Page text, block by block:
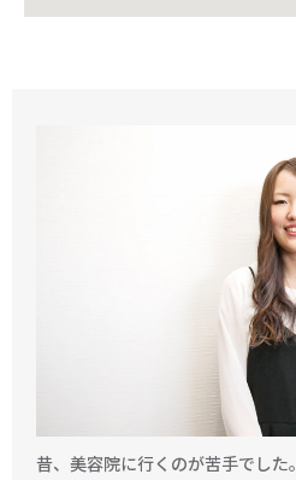
昔、美容院に行くのが苦手でした。